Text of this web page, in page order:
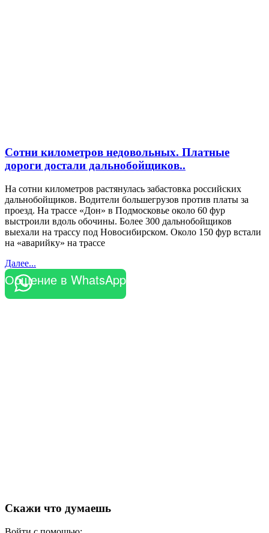
Сотни километров недовольных. Платные
дороги достали дальнобойщиков..
На сотни километров растянулась забастовка российских
дальнобойщиков. Водители большегрузов против платы за
проезд. На трассе «Дон» в Подмосковье около 60 фур
выстроили вдоль обочины. Более 300 дальнобойщиков
выехали на трассу под Новосибирском. Около 150 фур встали
на «аварийку» на трассе
Далее...
Общение в WhatsApp
Скажи что думаешь